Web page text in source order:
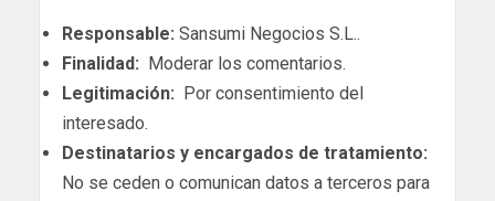
Responsable: Sansumi Negocios S.L..
Finalidad: Moderar los comentarios.
Legitimación: Por consentimiento del
interesado.
Destinatarios y encargados de tratamiento:
No se ceden o comunican datos a terceros para